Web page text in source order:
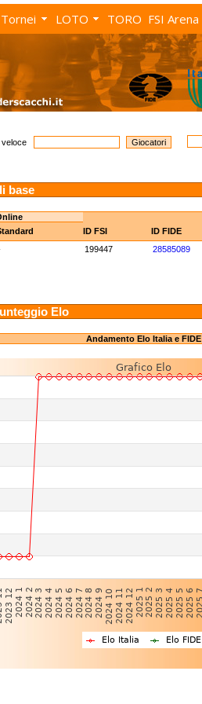
Tornei LOTO TORO FSI Arena
veloce
base
ID FSI ID FIDE
199447 28585089
Elo
Andamento Elo Italia e FIDE